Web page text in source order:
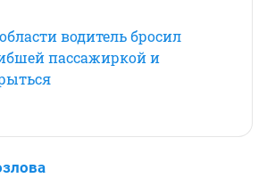
водитель бросил
пассажиркой и